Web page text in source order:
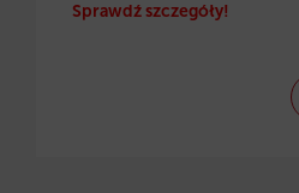
Sprawdź szczegóły!